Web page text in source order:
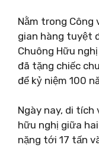
Nằm trong
gian hàng tuyệt
Chuông Hữu nghị
đã tặng chiếc
để kỷ niệm 100
Ngày nay, di
hữu nghị giữa
nặng tới 17 tấn